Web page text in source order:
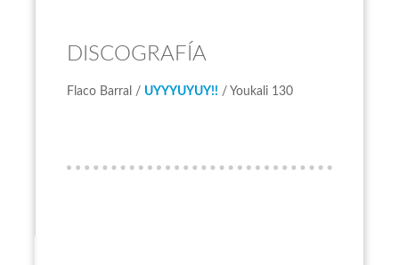
DISCOGRAFÍA
Flaco Barral / UYYYUYUY!! / Youkali 130